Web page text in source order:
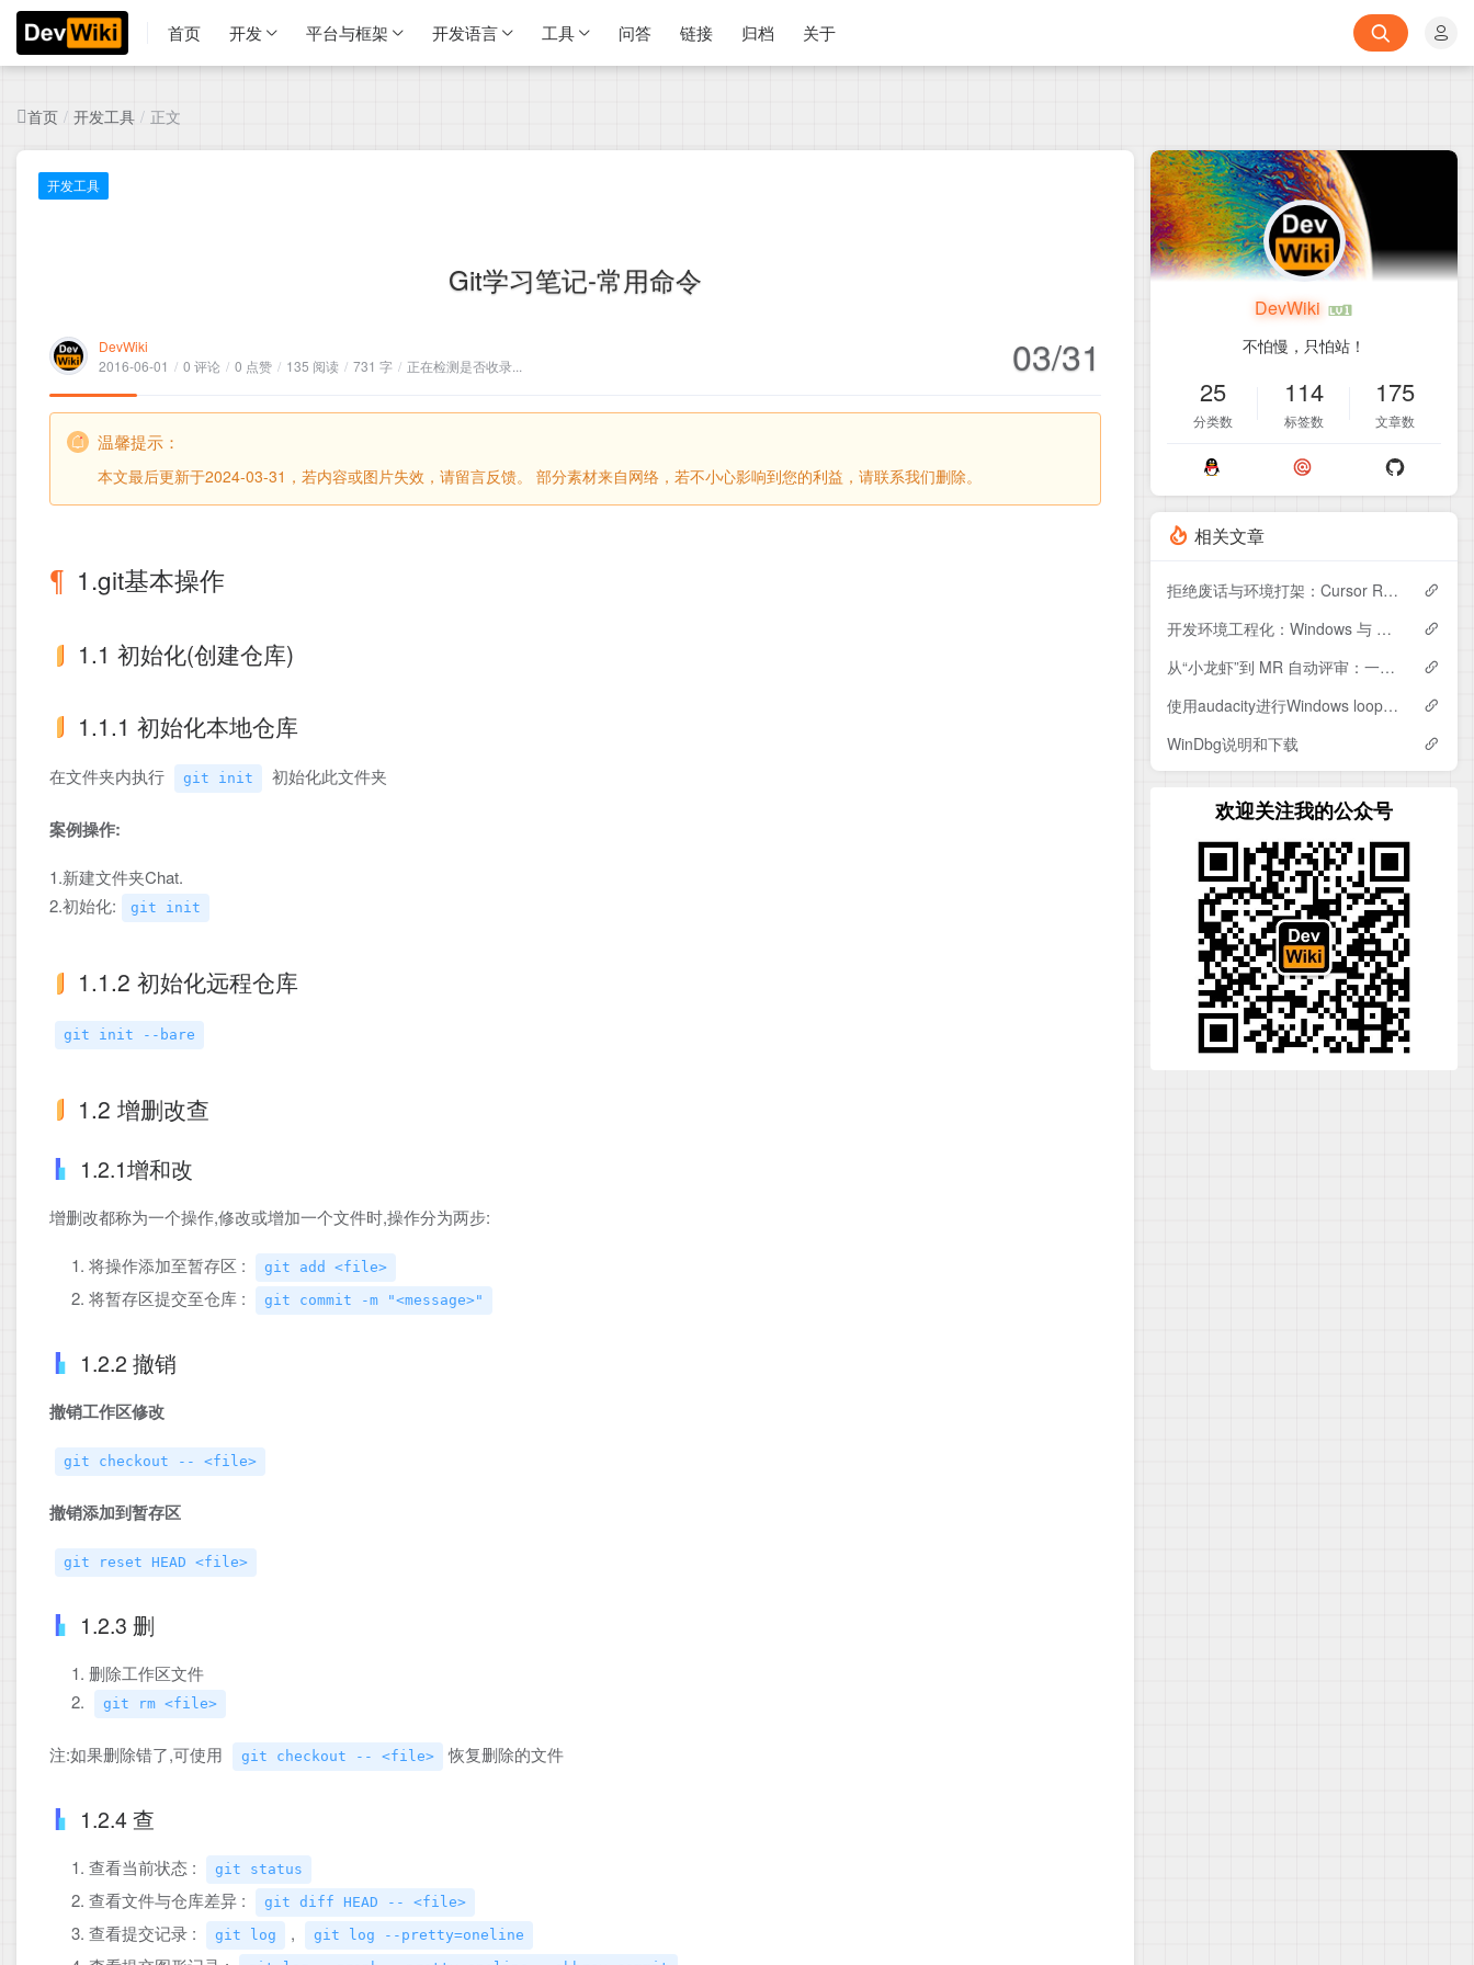
首页 开发 平台与框架 开发语言 工具 问答 链接 归档 关于
首页 / 开发工具 / 正文
开发工具
Git学习笔记-常用命令
DevWiki
2016-06-01 / 0 评论 / 0 点赞 / 135 阅读 / 731 字 / 正在检测是否收录... 03/31
温馨提示：
本文最后更新于2024-03-31，若内容或图片失效，请留言反馈。 部分素材来自网络，若不小心影响到您的利益，请联系我们删除。
1.git基本操作
1.1 初始化(创建仓库)
1.1.1 初始化本地仓库
在文件夹内执行 git init 初始化此文件夹
案例操作:
1.新建文件夹Chat.
2.初始化:
git init
1.1.2 初始化远程仓库
git init --bare
1.2 增删改查
1.2.1增和改
增删改都称为一个操作,修改或增加一个文件时,操作分为两步:
将操作添加至暂存区 : git add <file>
将暂存区提交至仓库 : git commit -m "<message>"
1.2.2 撤销
撤销工作区修改
git checkout -- <file>
撤销添加到暂存区
git reset HEAD <file>
1.2.3 删
删除工作区文件
git rm <file>
注:如果删除错了,可使用 git checkout -- <file> 恢复删除的文件
1.2.4 查
查看当前状态 : git status
查看文件与仓库差异 : git diff HEAD -- <file>
查看提交记录 : git log , git log --pretty=oneline
DevWiki
不怕慢，只怕站！
25
分类数
114
标签数
175
文章数
相关文章
拒绝废话与环境打架：Cursor Rule深度配置实战
开发环境工程化：Windows 与 WSL 共用 Gitea Access Token 认证实战
从“小龙虾”到 MR 自动评审：一个更工程化的 AI 自动化框架设计
使用audacity进行Windows loopback测试
WinDbg说明和下载
欢迎关注我的公众号